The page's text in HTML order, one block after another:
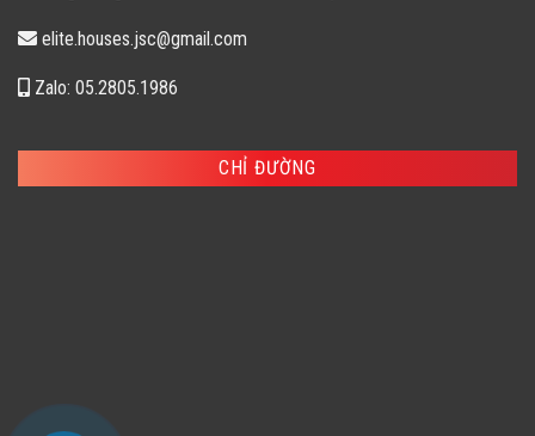
elite.houses.jsc@gmail.com
Zalo: 05.2805.1986
CHỈ ĐƯỜNG